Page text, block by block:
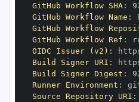
GitHub Workflow SHA:
GitHub Workflow Name :
GitHub Workflow
GitHub Workflow Ref :
OIDC Issuer (v2) :
Build Signer URI :
Build Signer Digest :
Runner Environment :
Source Repository URI :